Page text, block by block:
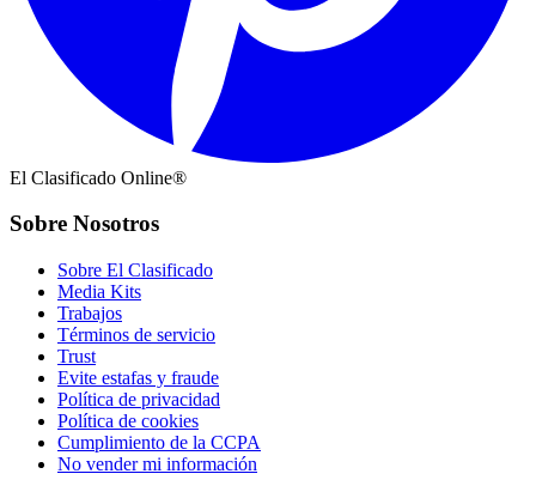
El Clasificado Online®
Sobre Nosotros
Sobre El Clasificado
Media Kits
Trabajos
Términos de servicio
Trust
Evite estafas y fraude
Política de privacidad
Política de cookies
Cumplimiento de la CCPA
No vender mi información